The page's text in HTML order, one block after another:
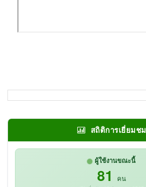
สถิติการเยี่ยมชม
ผู้ใช้งานขณะนี้
81 คน